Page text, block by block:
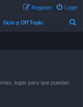
Login
Register
Ocio y Off Topic
lugar para que puedan